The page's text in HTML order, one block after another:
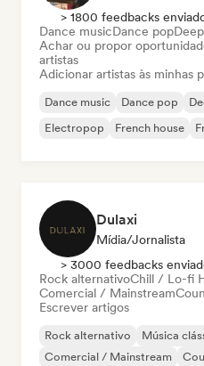
> 1800 feedbacks
Dance musicDance pop
Achar ou propor
artistas
Adicionar artistas às minhas
Dance music Dance pop
Electropop
French house
Dulaxi
Mídia/Jornalista
> 3000 feedbacks
Rock alternativoChill / Lo-fi
Comercial / Mainstream
Escrever artigos
Rock alternativo
Música
Comercial / Mainstream